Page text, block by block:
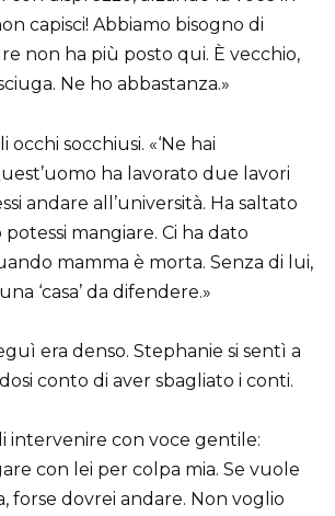
capisci! Abbiamo bisogno di
non ha più posto qui. È vecchio,
Ne ho abbastanza.»
occhi socchiusi. «‘Ne hai
ha lavorato due lavori
andare all’università. Ha saltato
mangiare. Ci ha dato
mamma è morta. Senza di lui,
‘casa’ da difendere.»
era denso. Stephanie si sentì a
conto di aver sbagliato i conti.
intervenire con voce gentile:
con lei per colpa mia. Se vuole
forse dovrei andare. Non voglio